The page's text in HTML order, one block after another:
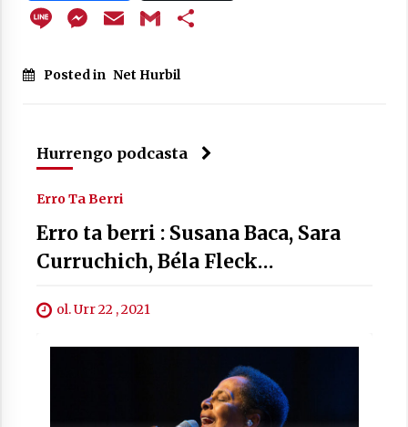
Berria egunkarian elkarrizketa
Zebrabidearen denboraldi amaiera
2021/07/01
LineMessenger
EmailGmail
Posted in Net Hurbil
Hurrengo podcasta
Erro Ta Berri
Erro ta berri : Susana Baca, Sara
Curruchich, Béla Fleck…
ol. Urr 22 , 2021